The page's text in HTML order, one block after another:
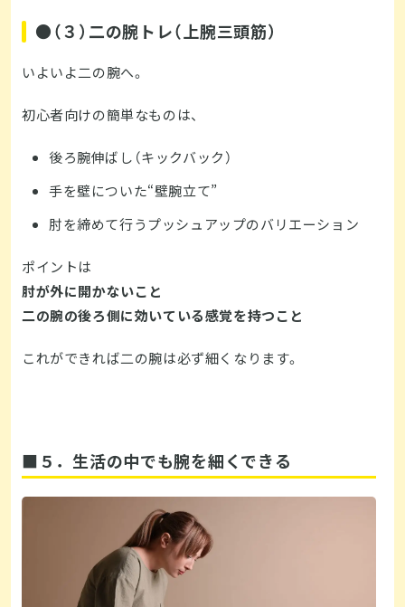
●（３）二の腕トレ（上腕三頭筋）
いよいよ二の腕へ。
初心者向けの簡単なものは、
後ろ腕伸ばし（キックバック）
手を壁についた“壁腕立て”
肘を締めて行うプッシュアップのバリエーション
ポイントは
肘が外に開かないこと
二の腕の後ろ側に効いている感覚を持つこと
これができれば二の腕は必ず細くなります。
■５．生活の中でも腕を細くできる